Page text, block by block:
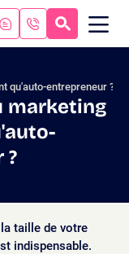
qu'auto-entrepreneur ?
marketing
?
taille de votre
indispensable.